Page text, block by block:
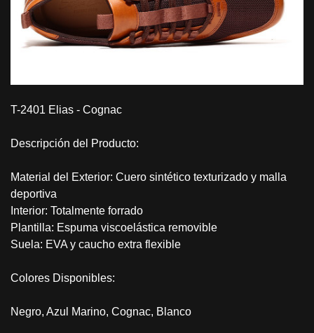
T-2401 Elias - Cognac
Descripción del Producto:
Material del Exterior: Cuero sintético texturizado y malla
deportiva
Interior: Totalmente forrado
Plantilla: Espuma viscoelástica removible
Suela: EVA y caucho extra flexible
Colores Disponibles:
Negro, Azul Marino, Cognac, Blanco